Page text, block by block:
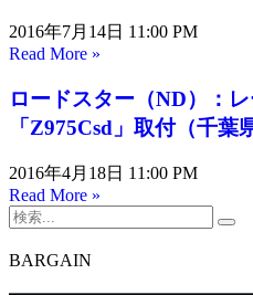
2016年7月14日 11:00 PM
Read More »
ロードスター（ND）：
「Z975Csd」取付（千葉
2016年4月18日 11:00 PM
Read More »
BARGAIN